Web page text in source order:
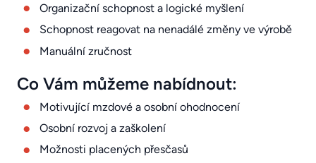
Organizační schopnost a logické myšlení
Schopnost reagovat na nenadálé změny ve výrobě
Manuální zručnost
Co Vám můžeme nabídnout:
Motivující mzdové a osobní ohodnocení
Osobní rozvoj a zaškolení
Možnosti placených přesčasů